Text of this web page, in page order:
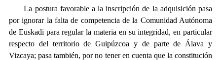
La postura favorable a la inscripción de la adquisición pasa
por ignorar la falta de competencia de la Comunidad Autónoma
de Euskadi para regular la materia en su integridad, en particular
respecto del territorio de Guipúzcoa y de parte de Álava y
Vizcaya; pasa también, por no tener en cuenta que la constitución